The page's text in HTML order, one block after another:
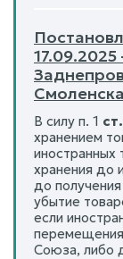
В силу п. 1
хранением
иностранных
хранения до
до
убытие
если
Союза, либо